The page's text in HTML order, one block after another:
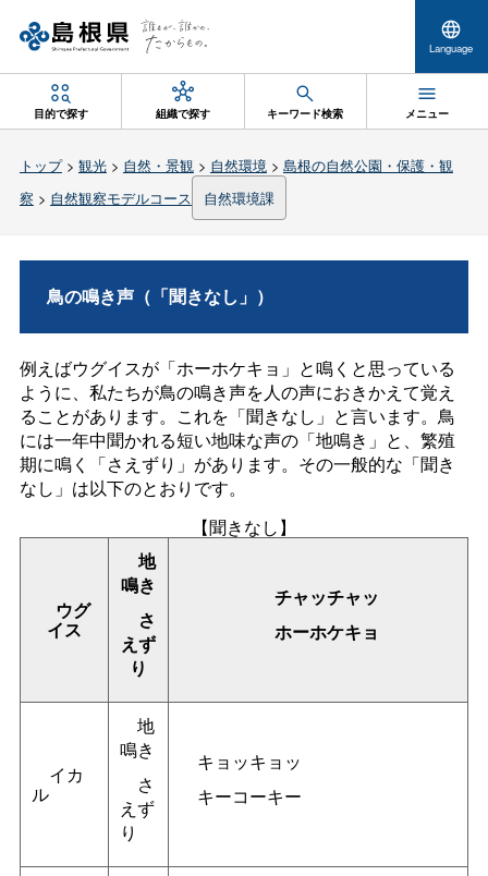
Language
目的で探す 組織で探す キーワード検索 メニュー
トップ> 観光> 自然・景観> 自然環境> 島根の自然公園・保護・観
察 > 自然観察モデルコース 自然環境課
鳥の鳴き声（「聞きなし」）
例えばウグイスが「ホーホケキョ」と鳴くと思っている
ように、私たちが鳥の鳴き声を人の声におきかえて覚え
ることがあります。これを「聞きなし」と言います。鳥
には一年中聞かれる短い地味な声の「地鳴き」と、繁殖
期に鳴く「さえずり」があります。その一般的な「聞き
なし」は以下のとおりです。
【聞きなし】
ウグ
イス
地
鳴き
さ
えず
り
チャッチャッ
ホーホケキョ
イカ
ル
地
鳴き
さ
えず
り
キョッキョッ
キーコーキー